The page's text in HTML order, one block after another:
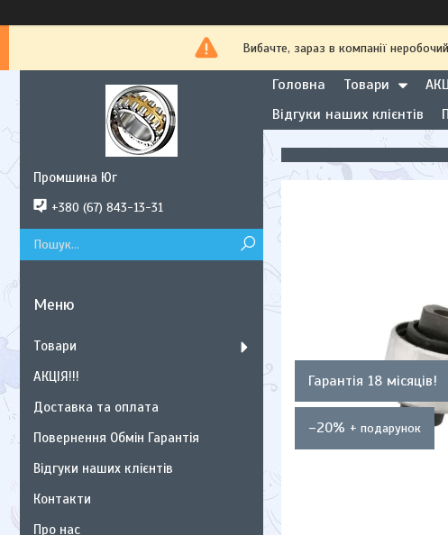
Вибачте, зараз в компанії
Головна Товари
Відгуки наших клієнтів
Гарантія 18 місяців!
–20%
Промшина Юг
+380 (67) 843-13-31
Товари
АКЦІЯ!!!
Доставка та оплата
Повернення Обмін Гарантія
Відгуки наших клієнтів
Контакти
Про нас